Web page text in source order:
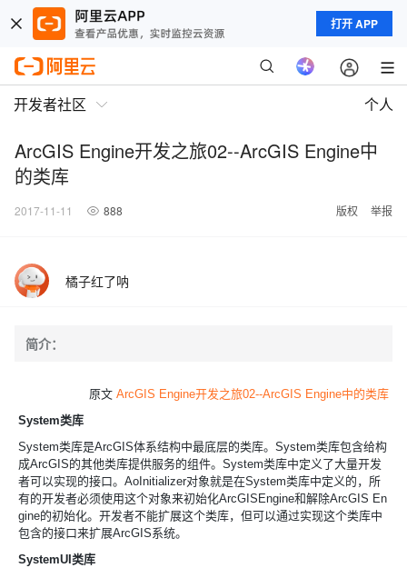
打开 APP
开发者社区 个人
ArcGIS Engine开发之旅02--ArcGIS Engine中
的类库
2017-11-11 888 版权 举报
橘子红了呐
简介：
原文 ArcGIS Engine开发之旅02--ArcGIS Engine中的类库
System类库
System类库是ArcGIS体系结构中最底层的类库。 System类库包含给构
成ArcGIS的其他类库提供服务的组件。 System类库中定义了大量开发
者可以实现的接口。 AoInitializer对象就是在System类库中定义的，所
有的开发者必须使用这个对象来初始化ArcGISEngine和解除ArcGIS En
gine的初始化。开发者不能扩展这个类库，但可以通过实现这个类库中
包含的接口来扩展ArcGIS系统。
SystemUI类库